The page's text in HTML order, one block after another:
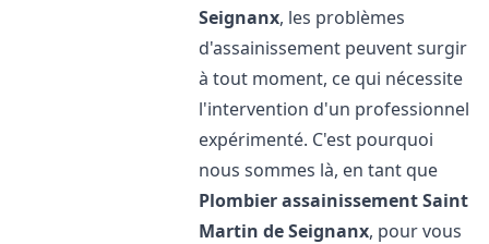
Seignanx, les problèmes
d'assainissement peuvent surgir
à tout moment, ce qui nécessite
l'intervention d'un professionnel
expérimenté. C'est pourquoi
nous sommes là, en tant que
Plombier assainissementSaint
Martin de Seignanx, pour vous